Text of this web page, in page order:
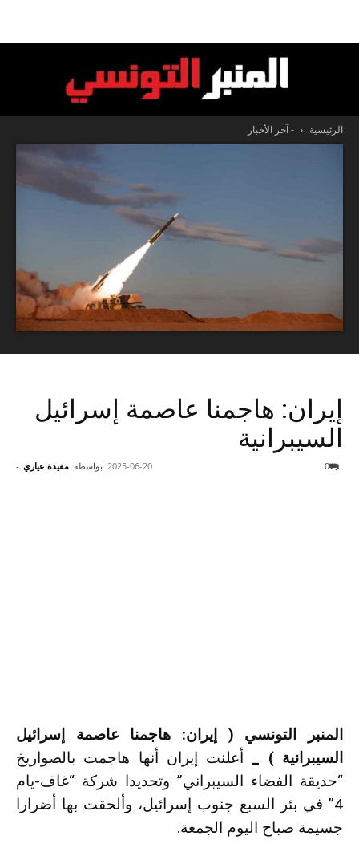
المنبر
التونسي
الرئيسية - آخر الأخبار
إيران: هاجمنا عاصمة إسرائيل
السيبرانية
بواسطة مفيدة عياري - 2025-06-20 0
المنبر التونسي ( إيران: هاجمنا عاصمة إسرائيل
السيبرانية ) _ أعلنت إيران أنها هاجمت بالصواريخ
“حديقة الفضاء السيبراني” وتحديدا شركة “غاف-يام
4” في بئر السبع جنوب إسرائيل، وألحقت بها أضرارا
جسيمة صباح اليوم الجمعة.